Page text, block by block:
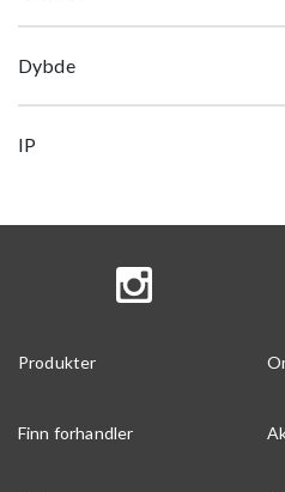
Dybde
IP
Produkter
Finn forhandler